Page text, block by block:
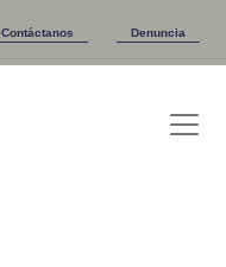
Contáctanos Denuncia